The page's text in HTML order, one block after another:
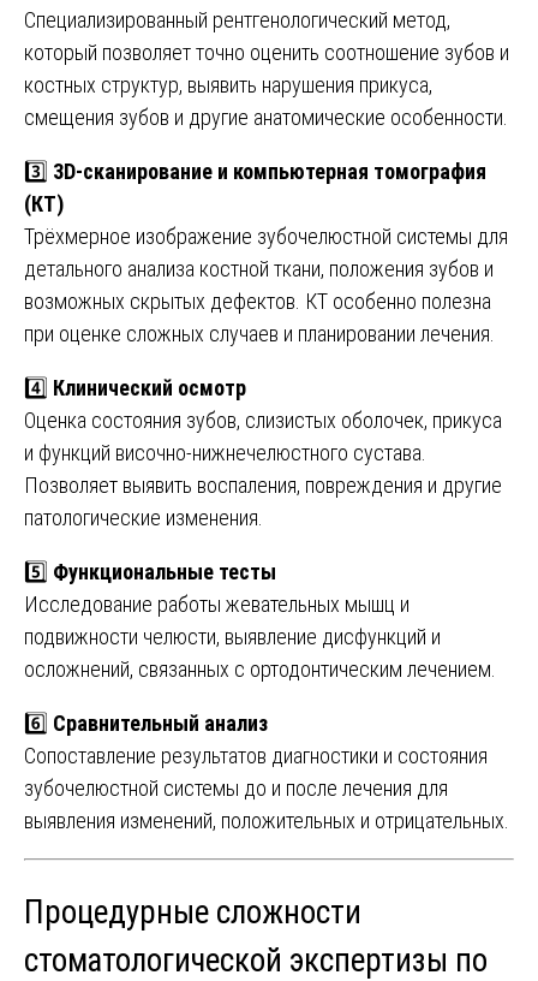
Специализированный рентгенологический метод,
который позволяет точно оценить соотношение зубов и
костных структур, выявить нарушения прикуса,
смещения зубов и другие анатомические особенности.
3️⃣ 3D-сканирование и компьютерная томография
(КТ)
Трёхмерное изображение зубочелюстной системы для
детального анализа костной ткани, положения зубов и
возможных скрытых дефектов. КТ особенно полезна
при оценке сложных случаев и планировании лечения.
4️⃣ Клинический осмотр
Оценка состояния зубов, слизистых оболочек, прикуса
и функций височно-нижнечелюстного сустава.
Позволяет выявить воспаления, повреждения и другие
патологические изменения.
5️⃣ Функциональные тесты
Исследование работы жевательных мышц и
подвижности челюсти, выявление дисфункций и
осложнений, связанных с ортодонтическим лечением.
6️⃣ Сравнительный анализ
Сопоставление результатов диагностики и состояния
зубочелюстной системы до и после лечения для
выявления изменений, положительных и отрицательных.
Процедурные сложности
стоматологической экспертизы по